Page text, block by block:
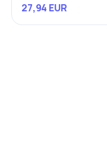
27,94 EUR